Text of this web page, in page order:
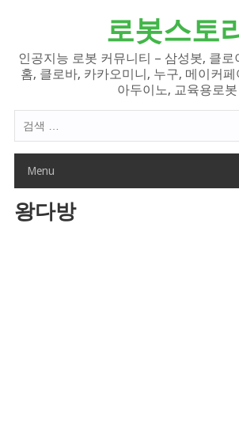
로봇스토
인공지능 로봇 커뮤니티 – 삼성봇, 클로
홈, 클로바, 카카오미니, 누구, 메이커
아두이노, 교육용로봇
색
Menu
왕다방